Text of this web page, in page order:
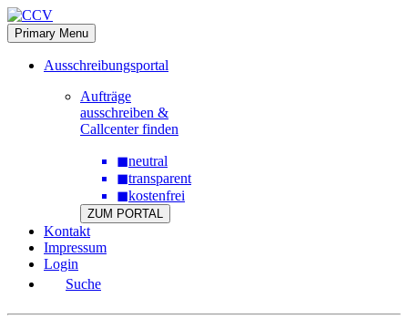
Skip
to
content
Primary Menu
Ausschreibungsportal
Aufträge
ausschreiben &
Callcenter finden
◼neutral
◼transparent
◼kostenfrei
ZUM PORTAL
Kontakt
Impressum
Login
Suche